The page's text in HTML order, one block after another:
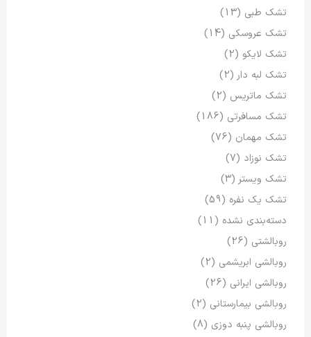
تشک طبی (13)
تشک عروسکی (14)
تشک لایکو (2)
تشک لبه دار (2)
تشک ماتریس (2)
تشک مسافرتی (186)
تشک مهمان (76)
تشک نوزاد (7)
تشک ویستر (3)
تشک یک نفره (59)
دسته‌بندی نشده (11)
روبالشتی (26)
روبالشی ابریشمی (2)
روبالشی ایرانی (26)
روبالشی بیمارستانی (2)
روبالشی پنبه دوزی (8)